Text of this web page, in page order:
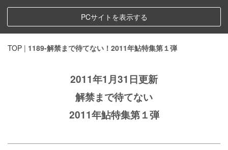
PCサイトを表示する
TOP | 1189-解禁まで待てない！2011年鮎特集第１弾
2011年1月31日更新
解禁まで待てない
2011年鮎特集第１弾